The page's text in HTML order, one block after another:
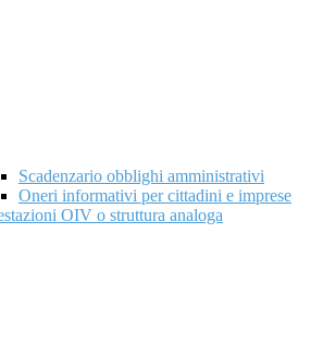
Scadenzario obblighi amministrativi
Oneri informativi per cittadini e imprese
OIV o struttura analoga